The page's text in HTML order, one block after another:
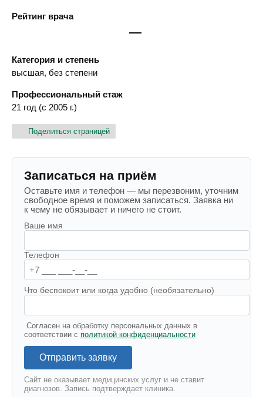
Рейтинг врача
—
Категория и степень
высшая, без степени
Профессиональный стаж
21 год (с 2005 г.)
Поделиться страницей
Записаться на приём
Оставьте имя и телефон — мы перезвоним, уточним
свободное время и поможем записаться. Заявка ни
к чему не обязывает и ничего не стоит.
Ваше имя
Телефон
Что беспокоит или когда удобно (необязательно)
Согласен на обработку персональных данных в
соответствии с политикой конфиденциальности
Отправить заявку
Сайт не оказывает медицинских услуг и не ставит
диагнозов. Запись подтверждает клиника.